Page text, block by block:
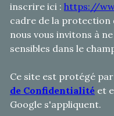
inscrire ici : https://
cadre de la protection
nous vous invitons à
sensibles dans le
Ce site est protégé par
de Confidentialité et
Google s'appliquent.